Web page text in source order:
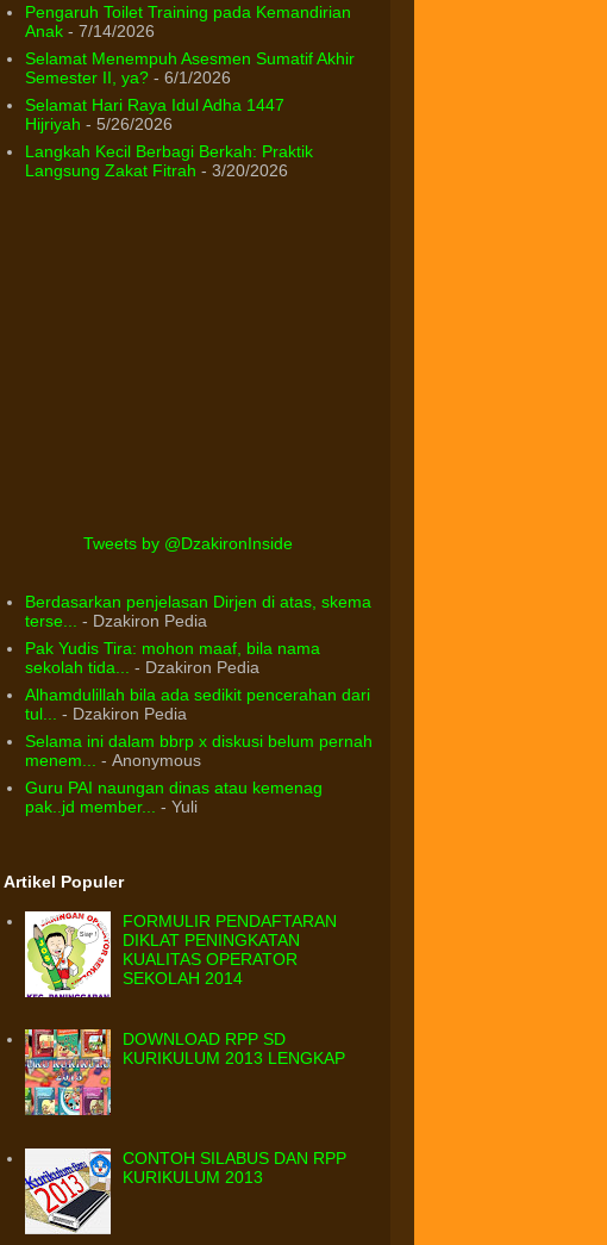
Pengaruh Toilet Training pada Kemandirian
Anak- 7/14/2026
Selamat Menempuh Asesmen Sumatif Akhir
Semester II, ya?- 6/1/2026
Selamat Hari Raya Idul Adha 1447
Hijriyah - 5/26/2026
Langkah Kecil Berbagi Berkah: Praktik
Langsung Zakat Fitrah - 3/20/2026
Tweets by @DzakironInside
Berdasarkan penjelasan Dirjen di atas, skema
terse...
- Dzakiron Pedia
Pak Yudis Tira: mohon maaf, bila nama
sekolah tida...
- Dzakiron Pedia
Alhamdulillah bila ada sedikit pencerahan dari
tul...
- Dzakiron Pedia
Selama ini dalam bbrp x diskusi belum pernah
menem...
- Anonymous
Guru PAI naungan dinas atau kemenag
pak..jd member...
- Yuli
Artikel Populer
FORMULIR PENDAFTARAN
DIKLAT PENINGKATAN
KUALITAS OPERATOR
SEKOLAH 2014
DOWNLOAD RPP SD
KURIKULUM 2013 LENGKAP
CONTOH SILABUS DAN RPP
KURIKULUM 2013